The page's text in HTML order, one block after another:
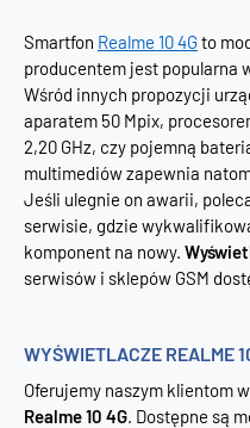
Smartfon Realme 10 4Gto
producentem jest popularna
Wśród innych propozycji
aparatem 50 Mpix,
2,20 GHz, czy pojemną
multimediów zapewnia
Jeśli ulegnie on awarii,
serwisie, gdzie
komponent na nowy.
serwisów i sklepów GSM
WYŚWIETLACZE REALME
Oferujemy naszym klientom
Realme 10 4G. Dostępne są